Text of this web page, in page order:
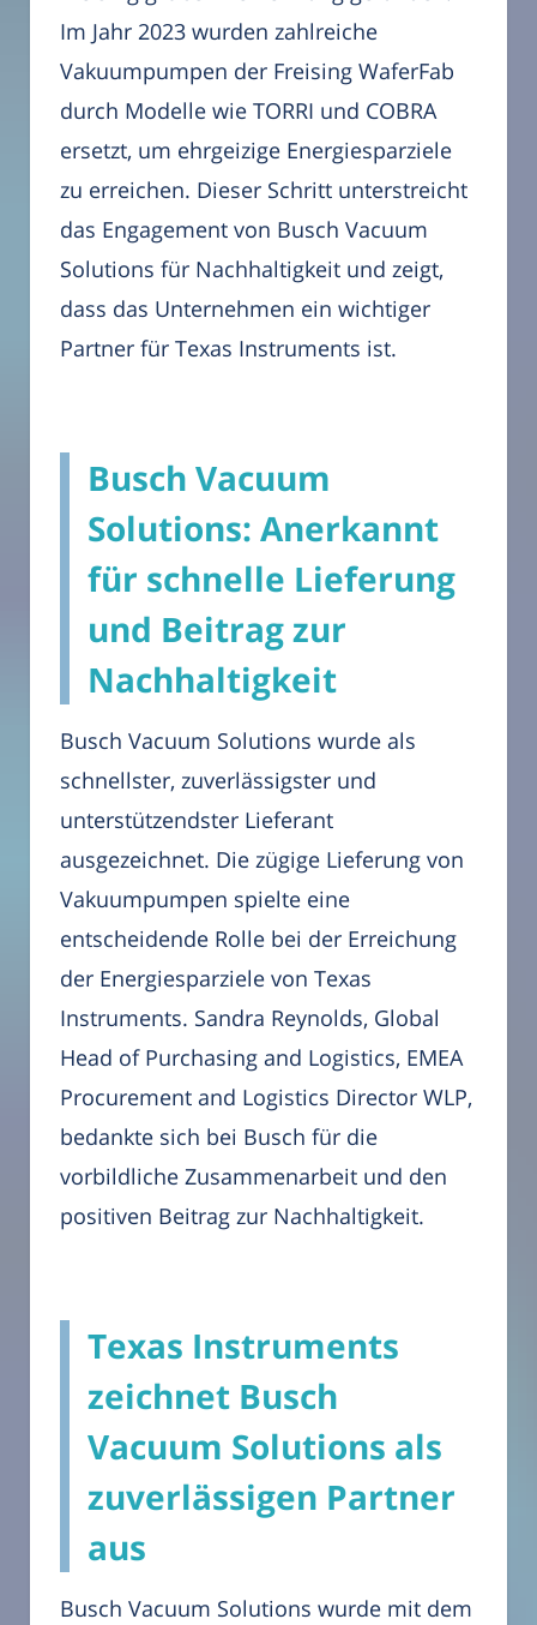
Im Jahr 2023 wurden zahlreiche
Vakuumpumpen der Freising WaferFab
durch Modelle wie TORRI und COBRA
ersetzt, um ehrgeizige Energiesparziele
zu erreichen. Dieser Schritt unterstreicht
das Engagement von Busch Vacuum
Solutions für Nachhaltigkeit und zeigt,
dass das Unternehmen ein wichtiger
Partner für Texas Instruments ist.
Busch Vacuum
Solutions: Anerkannt
für schnelle Lieferung
und Beitrag zur
Nachhaltigkeit
Busch Vacuum Solutions wurde als
schnellster, zuverlässigster und
unterstützendster Lieferant
ausgezeichnet. Die zügige Lieferung von
Vakuumpumpen spielte eine
entscheidende Rolle bei der Erreichung
der Energiesparziele von Texas
Instruments. Sandra Reynolds, Global
Head of Purchasing and Logistics, EMEA
Procurement and Logistics Director WLP,
bedankte sich bei Busch für die
vorbildliche Zusammenarbeit und den
positiven Beitrag zur Nachhaltigkeit.
Texas Instruments
zeichnet Busch
Vacuum Solutions als
zuverlässigen Partner
aus
Busch Vacuum Solutions wurde mit dem